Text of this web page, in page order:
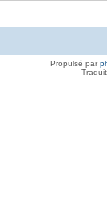
Propulsé par